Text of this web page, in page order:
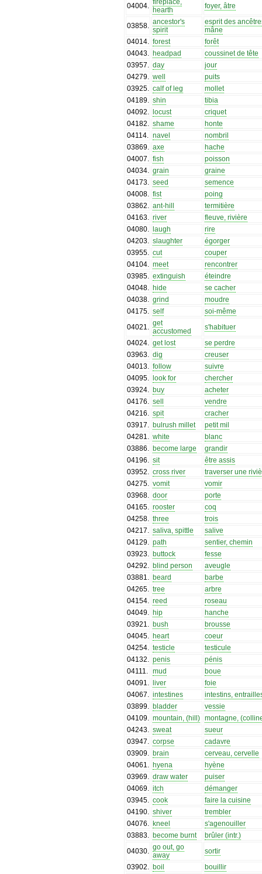
04004
hearth
foyer, âtre
03858
ancestor's
spirit
esprit des
mâne
04014
forest
forêt
04043
headpad
coussinet de tête
03957
day
jour
04279
well
puits
03925
calf of leg
mollet
04189
shin
tibia
04092
locust
criquet
04182
shame
honte
04114
navel
nombril
03869
axe
hache
04007
fish
poisson
04034
grain
graine
04173
seed
semence
04008
fist
poing
03862
ant-hill
termitière
04163
river
fleuve, rivière
04080
laugh
rire
04203
slaughter
égorger
03955
cut
couper
04104
meet
rencontrer
03985
extinguish
éteindre
04048
hide
se cacher
04038
grind
moudre
04175
self
soi-même
04021
get
accustomed
s'habituer
04024
get lost
se perdre
03963
dig
creuser
04013
follow
suivre
04095
look for
chercher
03924
buy
acheter
04176
sell
vendre
04216
spit
cracher
03917
bulrush millet
petit mil
04281
white
blanc
03886
become large
grandir
04196
sit
être assis
03952
cross river
traverser une
04275
vomit
vomir
03968
door
porte
04165
rooster
coq
04258
three
trois
04217
saliva, spittle
salive
04129
path
sentier, chemin
03923
buttock
fesse
04292
blind person
aveugle
03881
beard
barbe
04265
tree
arbre
04154
reed
roseau
04049
hip
hanche
03921
bush
brousse
04045
heart
coeur
04254
testicle
testicule
04132
penis
pénis
04111
mud
boue
04091
liver
foie
04067
intestines
intestins,
03899
bladder
vessie
04109
mountain, (hill) montagne,
04243
sweat
sueur
03947
corpse
cadavre
03909
brain
cerveau, cervelle
04061
hyena
hyène
03969
draw water
puiser
04069
itch
démanger
03945
cook
faire la cuisine
04190
shiver
trembler
04076
kneel
s'agenouiller
03883
become burnt
brûler (intr.)
04030
go out, go
away
sortir
03902
boil
bouillir